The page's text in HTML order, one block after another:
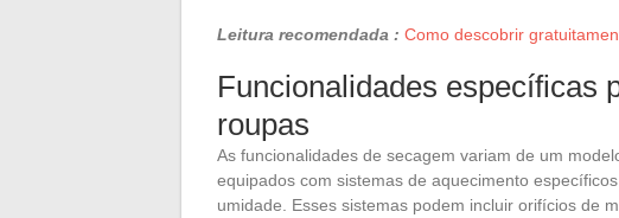
Leitura recomendada : Como descobrir
Funcionalidades específicas
roupas
As funcionalidades de secagem variam de um
equipados com sistemas de aquecimento
umidade. Esses sistemas podem incluir orifícios de